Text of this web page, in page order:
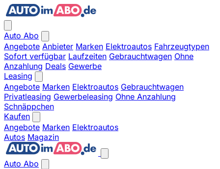
Auto Abo
Angebote Anbieter Marken Elektroautos Fahrzeugtypen
Sofort verfügbar Laufzeiten Gebrauchtwagen Ohne
Anzahlung Deals Gewerbe
Leasing
Angebote Marken Elektroautos Gebrauchtwagen
Privatleasing Gewerbeleasing Ohne Anzahlung
Schnäppchen
Kaufen
Angebote Marken Elektroautos
Autos Magazin
Auto Abo